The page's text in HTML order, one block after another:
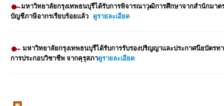
มหาวิทยาลัยกรุงเทพธนบุรีได้รับการพิจารณาวุฒิการศึกษาจากสำนักมาต
บัญชีภาษีอากรเรียบร้อยแล้ว
ดูรายละเอียด
มหาวิทยาลัยกรุงเทพธนบุรีได้รับการรับรองปริญญาและประกาศนียบัตรท
การประกอบวิชาชีพ จากคุรุสภาดูรายละเอียด